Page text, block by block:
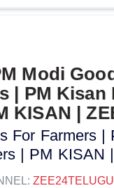
Modi
| PM
KISAN |
For Farmers |
| PM KISAN